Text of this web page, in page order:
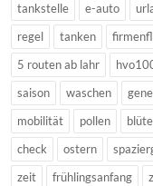
tankstelle
e-auto
regel
tanken
5 routen ab lahr
saison
waschen
mobilität
pollen
check
ostern
zeit
frühlingsanfang